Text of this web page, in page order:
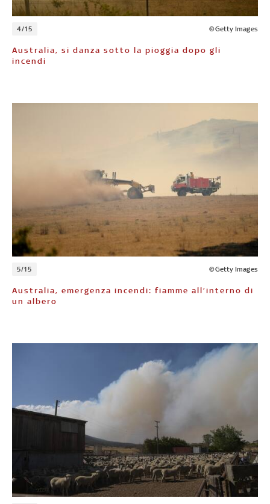
4/15 ©Getty Images
Australia, si danza sotto la pioggia dopo gli
incendi
5/15 ©Getty Images
Australia, emergenza incendi: fiamme all’interno di
un albero